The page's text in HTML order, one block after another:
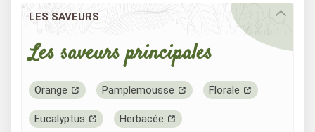
LES SAVEURS
Les saveurs principales
Orange Pamplemousse Florale
Eucalyptus Herbacée